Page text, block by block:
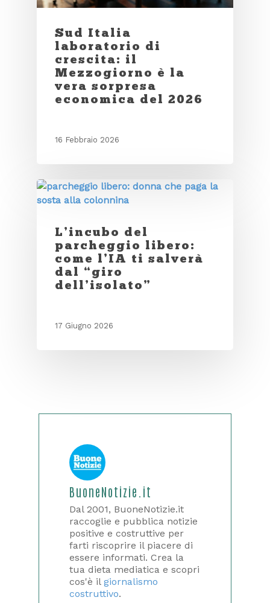
Sud Italia
laboratorio di
crescita: il
Mezzogiorno è la
vera sorpresa
economica del 2026
16 Febbraio 2026
L’incubo del
parcheggio libero:
come l’IA ti salverà
dal “giro
dell’isolato”
17 Giugno 2026
BuoneNotizie.it
Dal 2001, BuoneNotizie.it
raccoglie e pubblica notizie
positive e costruttive per
farti riscoprire il piacere di
essere informati. Crea la
tua dieta mediatica e scopri
cos'è il giornalismo
costruttivo.